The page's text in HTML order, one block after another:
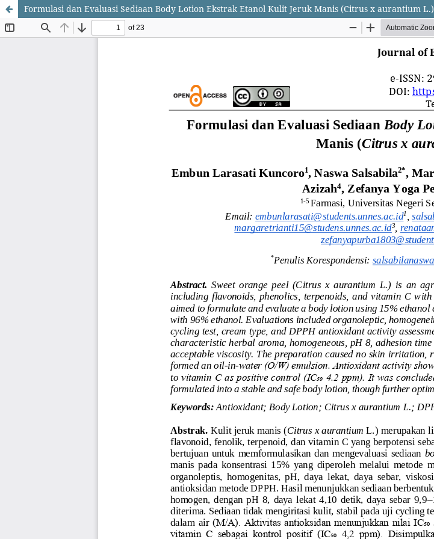
Formulasi dan Evaluasi Sediaan Body Lotion Ekstrak Etanol Kulit Jeruk Manis (Citrus x aurantium L.)